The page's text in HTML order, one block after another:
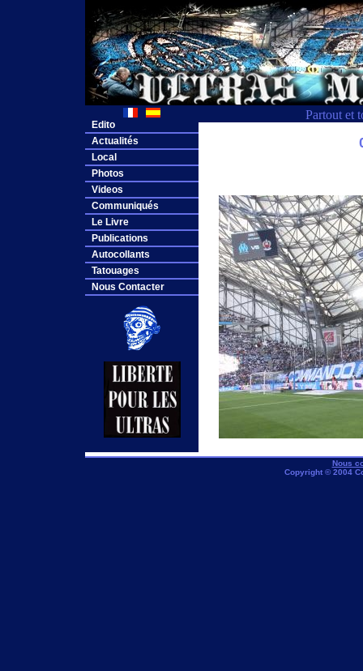
Partout et
Edito
Actualités
Local
Photos
Videos
Communiqués
Le Livre
Publications
Autocollants
Tatouages
Nous Contacter
Nous
Copyright © 2004